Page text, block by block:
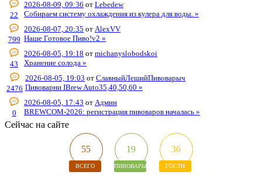
22
2026-08-09, 09:36 от Lebedew
Собираем систему охлаждения из кулера для воды. »
799
2026-08-07, 20:35 от AlexVV
Наше Готовое Пиво!v2 »
43
2026-08-05, 19:18 от michanyslobodskoi
Хранение солода »
2476
2026-08-05, 19:03 от СлавныйЛешийПивоварыч
Пивоварни IBrew Auto35,40,50,60 »
0
2026-08-05, 17:43 от Админ
BREWCOM-2026: регистрация пивоваров началась »
Сейчас на сайте
55
ВСЕГО
19
ПИВОВАРЫ
36
ГОСТИ